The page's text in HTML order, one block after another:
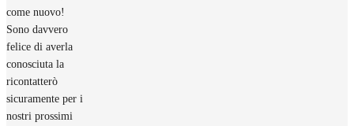
come nuovo!
Sono davvero
felice di averla
conosciuta la
ricontatterò
sicuramente per i
nostri prossimi